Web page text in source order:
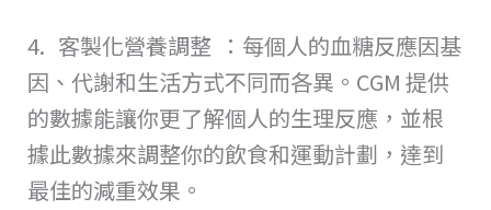
4. 客製化營養調整 ：每個人的血糖反應因基
因、代謝和生活方式不同而各異。CGM 提供
的數據能讓你更了解個人的生理反應，並根
據此數據來調整你的飲食和運動計劃，達到
最佳的減重效果。